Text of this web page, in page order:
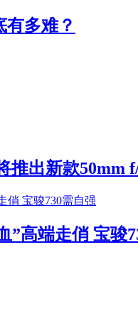
多难？
推出新款50mm
”高端走俏 宝骏